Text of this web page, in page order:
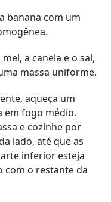
banana com um
a canela e o sal,
massa uniforme.
aqueça um
em fogo médio.
e cozinhe por
lado, até que as
inferior esteja
com o restante da